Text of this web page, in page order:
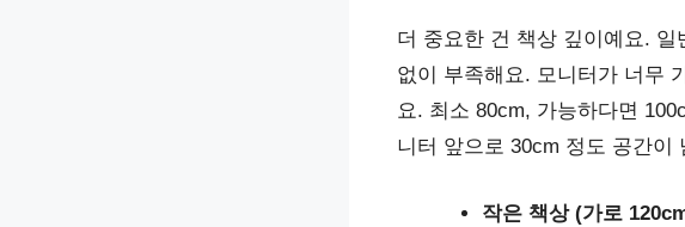
더 중요한 건 책상 깊이예요.
없이 부족해요. 모니터가 너무
요. 최소 80cm, 가능하다면
니터 앞으로 30cm 정도 공간이
작은 책상 (가로